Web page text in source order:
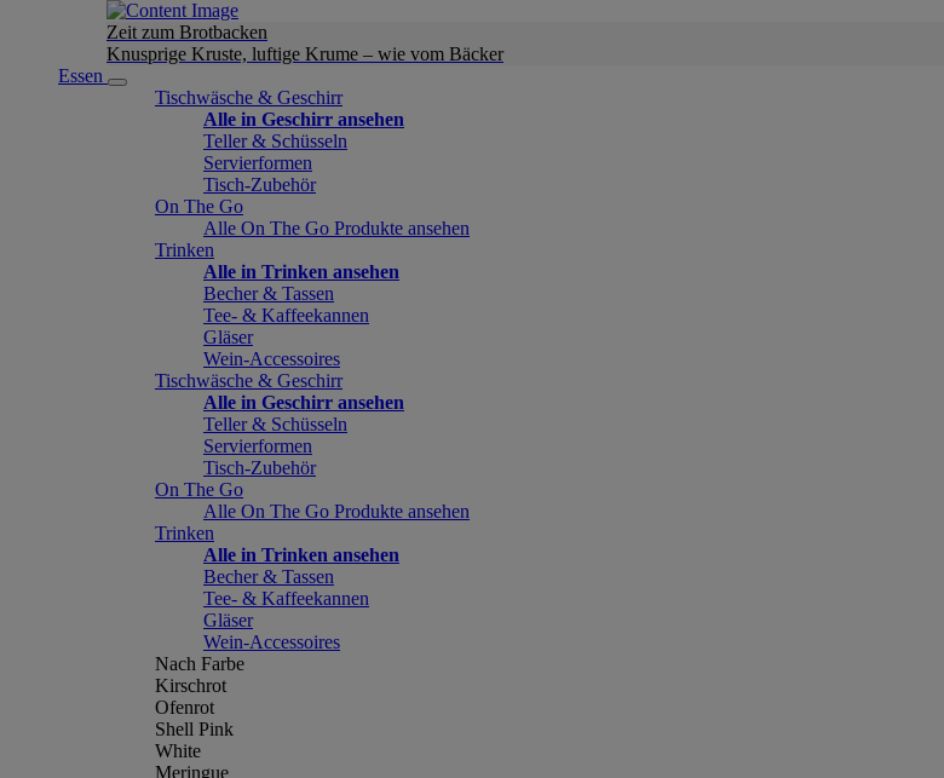
Zeit zum Brotbacken
Knusprige Kruste, luftige Krume – wie vom Bäcker
Essen
Tischwäsche & Geschirr
Alle in Geschirr ansehen
Teller & Schüsseln
Servierformen
Tisch-Zubehör
On The Go
Alle On The Go Produkte ansehen
Trinken
Alle in Trinken ansehen
Becher & Tassen
Tee- & Kaffeekannen
Gläser
Wein-Accessoires
Tischwäsche & Geschirr
Alle in Geschirr ansehen
Teller & Schüsseln
Servierformen
Tisch-Zubehör
On The Go
Alle On The Go Produkte ansehen
Trinken
Alle in Trinken ansehen
Becher & Tassen
Tee- & Kaffeekannen
Gläser
Wein-Accessoires
Nach Farbe
Kirschrot
Ofenrot
Shell Pink
White
Meringue